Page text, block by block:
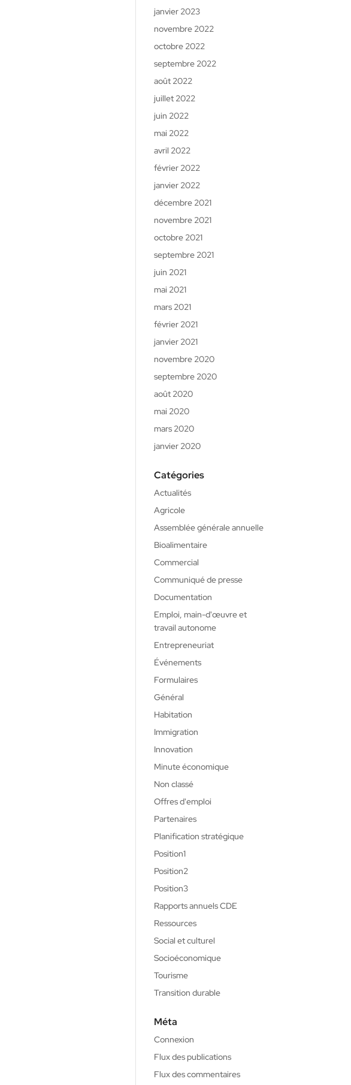
janvier 2023
novembre 2022
octobre 2022
septembre 2022
août 2022
juillet 2022
juin 2022
mai 2022
avril 2022
février 2022
janvier 2022
décembre 2021
novembre 2021
octobre 2021
septembre 2021
juin 2021
mai 2021
mars 2021
février 2021
janvier 2021
novembre 2020
septembre 2020
août 2020
mai 2020
mars 2020
janvier 2020
Catégories
Actualités
Agricole
Assemblée générale annuelle
Bioalimentaire
Commercial
Communiqué de presse
Documentation
Emploi, main-d'œuvre et
travail autonome
Entrepreneuriat
Événements
Formulaires
Général
Habitation
Immigration
Innovation
Minute économique
Non classé
Offres d'emploi
Partenaires
Planification stratégique
Position1
Position2
Position3
Rapports annuels CDE
Ressources
Social et culturel
Socioéconomique
Tourisme
Transition durable
Méta
Connexion
Flux des publications
Flux des commentaires